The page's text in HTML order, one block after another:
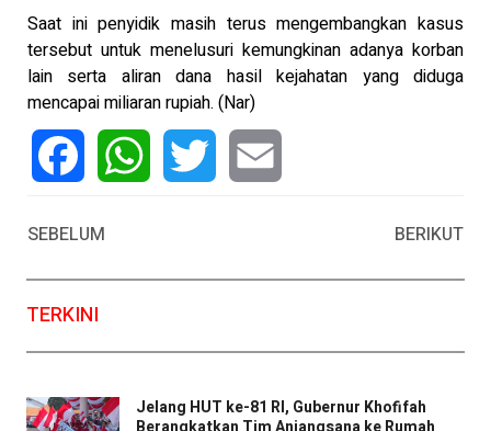
Saat ini penyidik masih terus mengembangkan kasus
tersebut untuk menelusuri kemungkinan adanya korban
lain serta aliran dana hasil kejahatan yang diduga
mencapai miliaran rupiah. (Nar)
SEBELUM
BERIKUT
TERKINI
Jelang HUT ke-81 RI, Gubernur Khofifah